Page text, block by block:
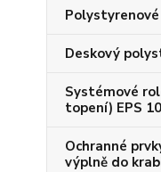
Deskový
Systémové
topení) EPS
Ochranné
výplně do